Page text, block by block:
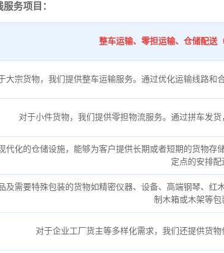
务项目：
整车运输、零担运输、仓储配送
大宗货物，我们提供整车运输服务。通过优化运输线路和
对于小件货物，我们提供零担物流服务。通过拼车发
代化的仓储设施，能够为客户提供长期或者短期的货物存
定点的安排配
及需要特殊包装的货物如精密仪器、设备、高端钢琴、
制木箱或木架等包
对于企业工厂货主等多样化需求，我们还提供货